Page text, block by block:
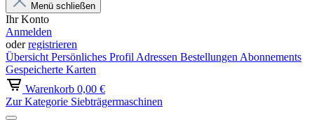
Menü schließen
Ihr Konto
Anmelden
oderregistrieren
Übersicht Persönliches Profil Adressen Bestellungen Abonnements
Gespeicherte Karten
Warenkorb 0,00 €
Zur Kategorie Siebträgermaschinen